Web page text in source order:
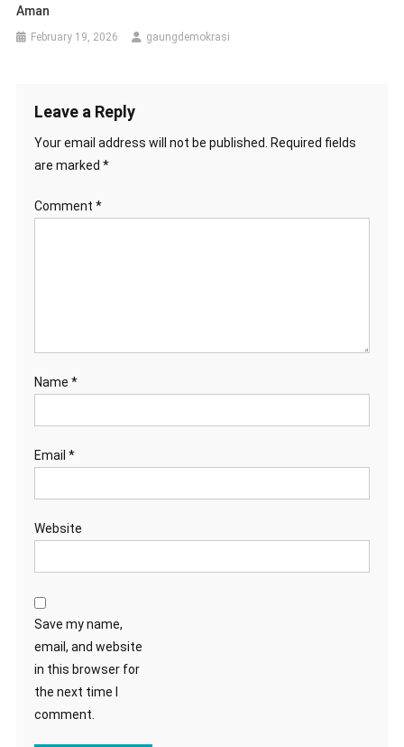
Aman
February 19, 2026 gaungdemokrasi
Leave a Reply
Your email address will not be published. Required fields
are marked *
Comment *
Name *
Email *
Website
Save my name,
email, and website
in this browser for
the next time I
comment.